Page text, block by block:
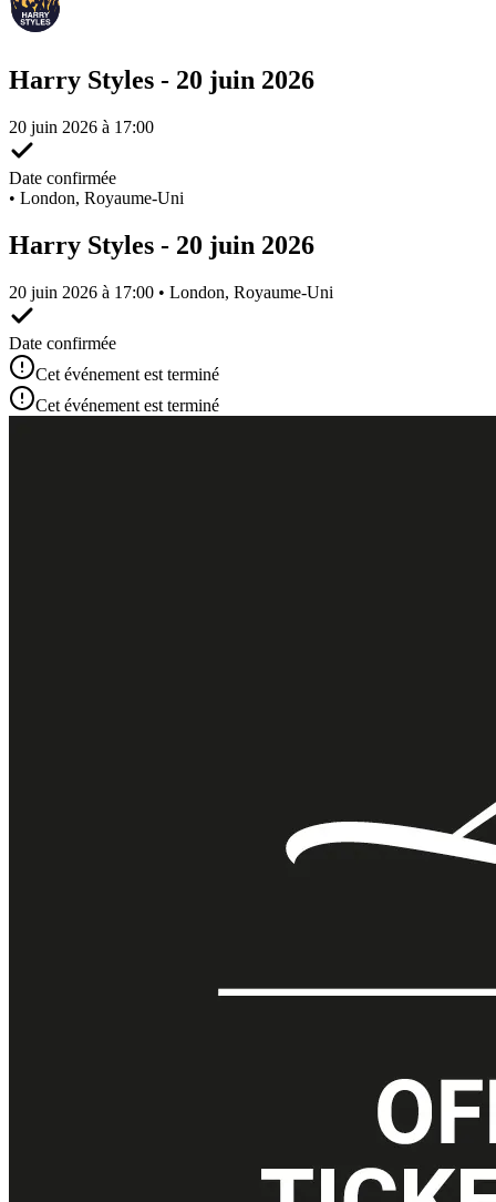
Harry Styles - 20 juin 2026
20 juin 2026 à 17:00
Date confirmée
• London, Royaume-Uni
Harry Styles - 20 juin 2026
20 juin 2026 à 17:00 • London, Royaume-Uni
Date confirmée
Cet événement est terminé
Cet événement est terminé